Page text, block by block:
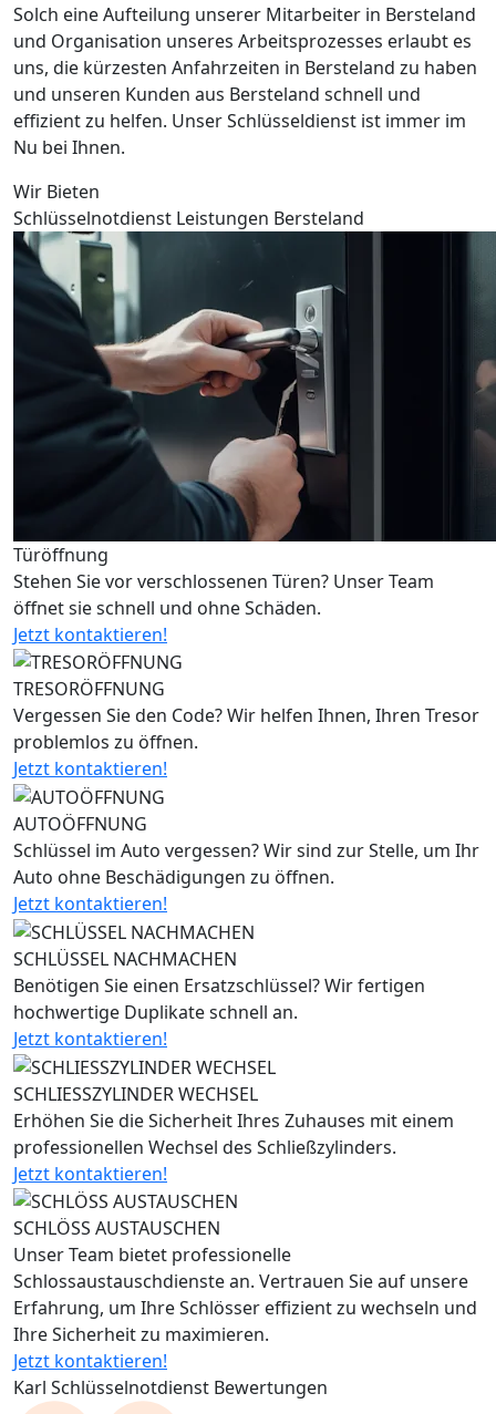
Solch eine Aufteilung unserer Mitarbeiter in Bersteland
und Organisation unseres Arbeitsprozesses erlaubt es
uns, die kürzesten Anfahrzeiten in Bersteland zu haben
und unseren Kunden aus Bersteland schnell und
effizient zu helfen. Unser Schlüsseldienst ist immer im
Nu bei Ihnen.
Wir Bieten
Schlüsselnotdienst Leistungen Bersteland
Türöffnung
Stehen Sie vor verschlossenen Türen? Unser Team
öffnet sie schnell und ohne Schäden.
Jetzt kontaktieren!
TRESORÖFFNUNG
Vergessen Sie den Code? Wir helfen Ihnen, Ihren Tresor
problemlos zu öffnen.
Jetzt kontaktieren!
AUTOÖFFNUNG
Schlüssel im Auto vergessen? Wir sind zur Stelle, um Ihr
Auto ohne Beschädigungen zu öffnen.
Jetzt kontaktieren!
SCHLÜSSEL NACHMACHEN
Benötigen Sie einen Ersatzschlüssel? Wir fertigen
hochwertige Duplikate schnell an.
Jetzt kontaktieren!
SCHLIESSZYLINDER WECHSEL
Erhöhen Sie die Sicherheit Ihres Zuhauses mit einem
professionellen Wechsel des Schließzylinders.
Jetzt kontaktieren!
SCHLÖSS AUSTAUSCHEN
Unser Team bietet professionelle
Schlossaustauschdienste an. Vertrauen Sie auf unsere
Erfahrung, um Ihre Schlösser effizient zu wechseln und
Ihre Sicherheit zu maximieren.
Jetzt kontaktieren!
Karl Schlüsselnotdienst Bewertungen